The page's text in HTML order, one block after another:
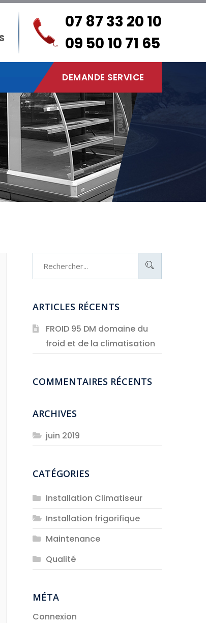
07 87 33 20 10
09 50 10 71 65
DEMANDE SERVICE
ARTICLES RÉCENTS
FROID 95 DM domaine du
froid et de la climatisation
COMMENTAIRES RÉCENTS
ARCHIVES
juin 2019
CATÉGORIES
Installation Climatiseur
Installation frigorifique
Maintenance
Qualité
MÉTA
Connexion